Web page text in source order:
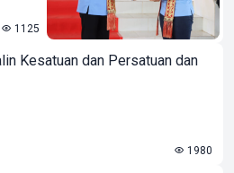
1125
Kesatuan dan Persatuan dan
1980